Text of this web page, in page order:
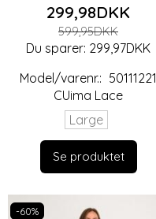
299,98DKK
599,95DKK
Du sparer: 299,97DKK
Model/varenr.: 50111221
CUima Lace
Large
Se produktet
-60%